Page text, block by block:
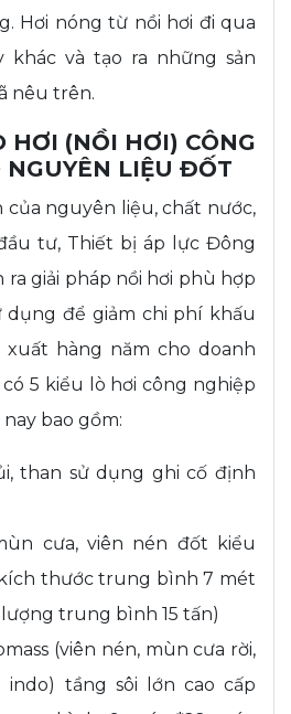
Hơi nóng từ nồi hơi đi qua
khác và tạo ra những sản
nêu trên.
HƠI (NỒI HƠI) CÔNG
NGUYÊN LIỆU ĐỐT
của nguyên liệu, chất nước,
tư, Thiết bị áp lực Đông
ra giải pháp nồi hơi phù hợp
dụng để giảm chi phí khấu
xuất hàng năm cho doanh
5 kiểu lò hơi công nghiệp
bao gồm:
than sử dụng ghi cố định
cưa, viên nén đốt kiểu
thước trung bình 7 mét
trung bình 15 tấn)
(viên nén, mùn cưa rời,
tầng sôi lớn cao cấp